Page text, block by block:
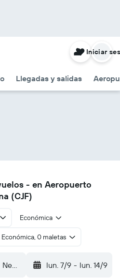
Llegadas y salidas
Iniciar
- en Aeropuerto
(CJF)
Económica
Económica, 0 maletas
Newman Coondewanna (CJF) lun. 7/9 - lun. 14/9